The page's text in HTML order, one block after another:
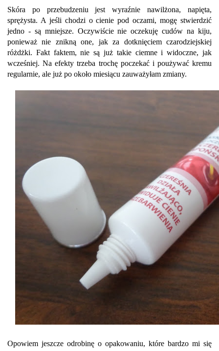
Skóra po przebudzeniu jest wyraźnie nawilżona, napięta,
sprężysta. A jeśli chodzi o cienie pod oczami, mogę stwierdzić
jedno - są mniejsze. Oczywiście nie oczekuję cudów na kiju,
ponieważ nie znikną one, jak za dotknięciem czarodziejskiej
różdżki. Fakt faktem, nie są już takie ciemne i widoczne, jak
wcześniej. Na efekty trzeba trochę poczekać i poużywać kremu
regularnie, ale już po około miesiącu zauważyłam zmiany.
Opowiem jeszcze odrobinę o opakowaniu, które bardzo mi się